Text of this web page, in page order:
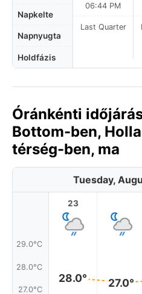
Napkelte
Napnyugta
Holdfázis
06:44 PM
Last Quarter
Óránkénti
Bottom-ben,
térség-ben, ma
Tuesday,
29.0°C
28.0°C
27.0°C
23
28.0° 27.0°